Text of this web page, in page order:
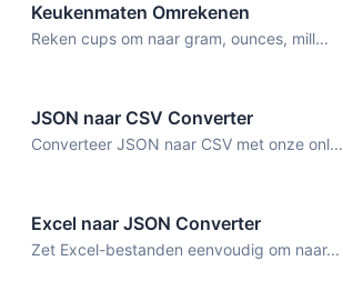
Keukenmaten Omrekenen
Reken cups om naar gram, ounces, mill...
JSON naar CSV Converter
Converteer JSON naar CSV met onze onl...
Excel naar JSON Converter
Zet Excel-bestanden eenvoudig om naar...